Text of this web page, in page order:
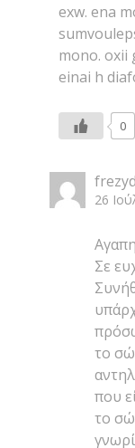
exw. ena
mono. oxii
einai h
0
26
Σε
το
που
το